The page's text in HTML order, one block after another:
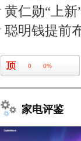
黄仁勋“上
聪明钱提前
0 0%
家电评鉴